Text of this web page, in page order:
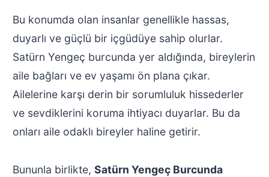
Bu konumda olan insanlar genellikle hassas,
duyarlı ve güçlü bir içgüdüye sahip olurlar.
Satürn Yengeç burcunda yer aldığında, bireylerin
aile bağları ve ev yaşamı ön plana çıkar.
Ailelerine karşı derin bir sorumluluk hissederler
ve sevdiklerini koruma ihtiyacı duyarlar. Bu da
onları aile odaklı bireyler haline getirir.
Bununla birlikte, Satürn Yengeç Burcunda